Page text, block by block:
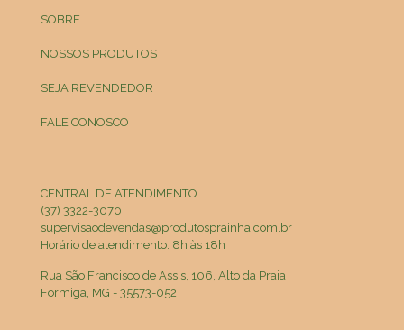
SOBRE
NOSSOS PRODUTOS
SEJA REVENDEDOR
FALE CONOSCO
CENTRAL DE ATENDIMENTO
(37) 3322-3070
supervisaodevendas@produtosprainha.com.br
Horário de atendimento: 8h às 18h
Rua São Francisco de Assis, 106, Alto da Praia
Formiga, MG - 35573-052